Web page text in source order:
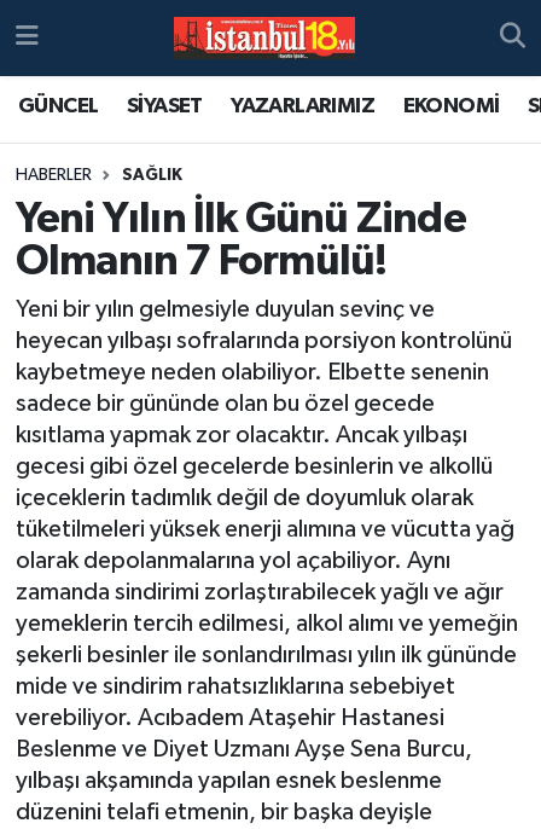
GÜNCEL SİYASET YAZARLARIMIZ EKONOMİ
HABERLER SAĞLIK
Yeni Yılın İlk Günü Zinde
Olmanın 7 Formülü!
Yeni bir yılın gelmesiyle duyulan sevinç ve
heyecan yılbaşı sofralarında porsiyon kontrolünü
kaybetmeye neden olabiliyor. Elbette senenin
sadece bir gününde olan bu özel gecede
kısıtlama yapmak zor olacaktır. Ancak yılbaşı
gecesi gibi özel gecelerde besinlerin ve alkollü
içeceklerin tadımlık değil de doyumluk olarak
tüketilmeleri yüksek enerji alımına ve vücutta yağ
olarak depolanmalarına yol açabiliyor. Aynı
zamanda sindirimi zorlaştırabilecek yağlı ve ağır
yemeklerin tercih edilmesi, alkol alımı ve yemeğin
şekerli besinler ile sonlandırılması yılın ilk gününde
mide ve sindirim rahatsızlıklarına sebebiyet
verebiliyor. Acıbadem Ataşehir Hastanesi
Beslenme ve Diyet Uzmanı Ayşe Sena Burcu,
yılbaşı akşamında yapılan esnek beslenme
düzenini telafi etmenin, bir başka deyişle